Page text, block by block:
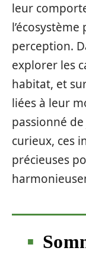
leur
perception.
explorer les
habitat, et
liées à leur
passionné
curieux, ces
précieuses